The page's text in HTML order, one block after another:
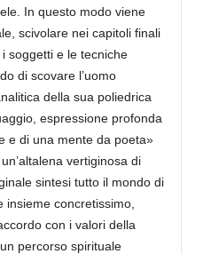
In questo modo viene
scivolare nei capitoli finali
soggetti e le tecniche
di scovare l’uomo
della sua poliedrica
espressione profonda
e di una mente da poeta»
vertiginosa di
sintesi tutto il mondo di
concretissimo,
con i valori della
percorso spirituale